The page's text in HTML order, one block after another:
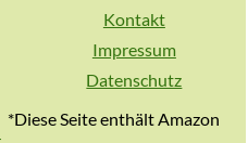
Kontakt
Impressum
Datenschutz
*Diese Seite enthält Amazon